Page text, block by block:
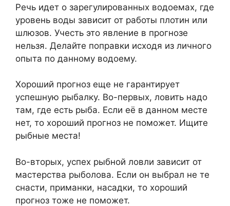
Речь идет о зарегулированных водоемах, где
уровень воды зависит от работы плотин или
шлюзов. Учесть это явление в прогнозе
нельзя. Делайте поправки исходя из личного
опыта по данному водоему.
Хороший прогноз еще не гарантирует
успешную рыбалку. Во-первых, ловить надо
там, где есть рыба. Если её в данном месте
нет, то хороший прогноз не поможет. Ищите
рыбные места!
Во-вторых, успех рыбной ловли зависит от
мастерства рыболова. Если он выбрал не те
снасти, приманки, насадки, то хороший
прогноз тоже не поможет.